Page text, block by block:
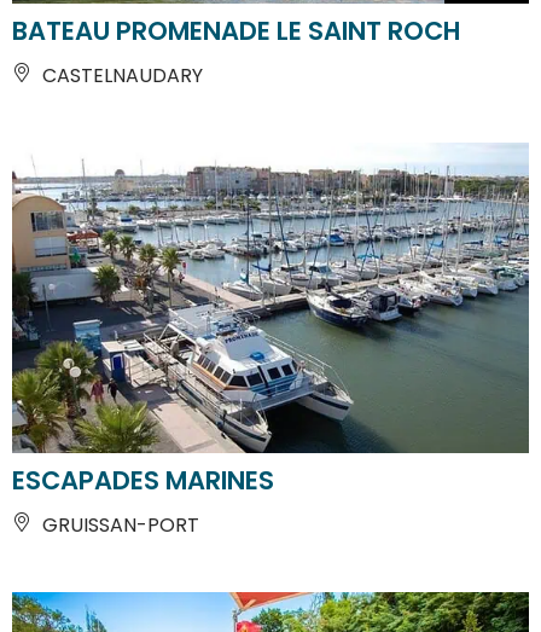
BATEAU PROMENADE LE SAINT ROCH
CASTELNAUDARY
ESCAPADES MARINES
GRUISSAN-PORT